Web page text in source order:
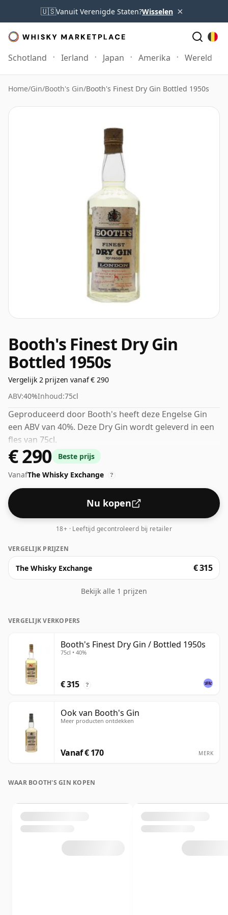
🇺🇸Vanuit Verenigde Staten?Wisselen ×
Schotland Ierland Japan Amerika Wereld
Home/Gin/Booth's Gin/Booth's Finest Dry Gin Bottled 1950s
Booth's Finest Dry Gin
Bottled 1950s
Vergelijk 2 prijzen vanaf € 290
ABV:40%Inhoud:75cl
Geproduceerd door Booth's heeft deze Engelse Gin
een ABV van 40%. Deze Dry Gin wordt geleverd in een
fles van 75cl.
€ 290
Beste prijs
VanafThe Whisky Exchange ?
Nu kopen
18+ · Leeftijd gecontroleerd bij retailer
VERGELIJK PRIJZEN
The Whisky Exchange € 315
Bekijk alle 1 prijzen
VERGELIJK VERKOPERS
Booth's Finest Dry Gin / Bottled 1950s
75cl • 40%
€ 315 ?
Ook van Booth's Gin
Meer producten ontdekken
Vanaf € 170 MERK
WAAR BOOTH'S GIN KOPEN